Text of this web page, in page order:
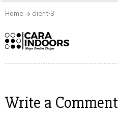
Home client-3
Write a Comment